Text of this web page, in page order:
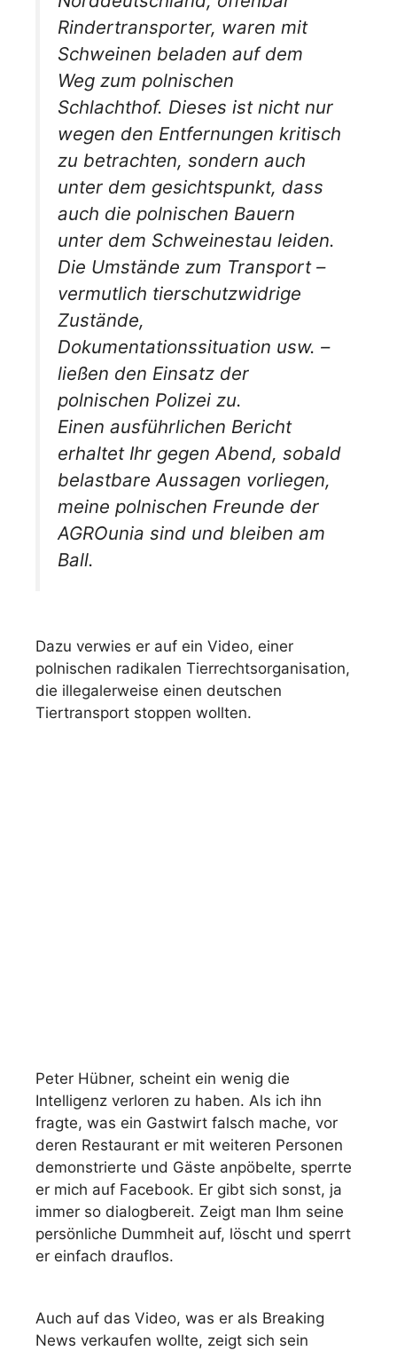
Rindertransporter, waren mit
Schweinen beladen auf dem
Weg zum polnischen
Schlachthof. Dieses ist nicht nur
wegen den Entfernungen kritisch
zu betrachten, sondern auch
unter dem gesichtspunkt, dass
auch die polnischen Bauern
unter dem Schweinestau leiden.
Die Umstände zum Transport –
vermutlich tierschutzwidrige
Zustände,
Dokumentationssituation usw. –
ließen den Einsatz der
polnischen Polizei zu.
Einen ausführlichen Bericht
erhaltet Ihr gegen Abend, sobald
belastbare Aussagen vorliegen,
meine polnischen Freunde der
AGROunia sind und bleiben am
Ball.
Dazu verwies er auf ein Video, einer
polnischen radikalen Tierrechtsorganisation,
die illegalerweise einen deutschen
Tiertransport stoppen wollten.
Peter Hübner, scheint ein wenig die
Intelligenz verloren zu haben. Als ich ihn
fragte, was ein Gastwirt falsch mache, vor
deren Restaurant er mit weiteren Personen
demonstrierte und Gäste anpöbelte, sperrte
er mich auf Facebook. Er gibt sich sonst, ja
immer so dialogbereit. Zeigt man Ihm seine
persönliche Dummheit auf, löscht und sperrt
er einfach drauflos.
Auch auf das Video, was er als Breaking
News verkaufen wollte, zeigt sich sein